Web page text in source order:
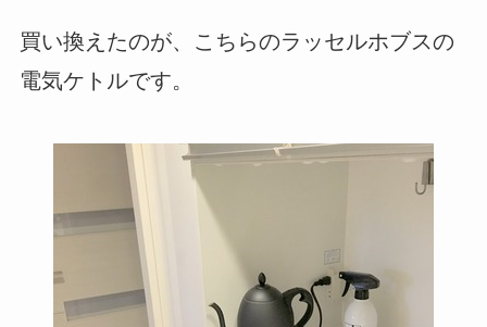
買い換えたのが、こちらのラッセルホブスの
電気ケトルです。